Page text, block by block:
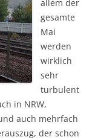
allem der
gesamte
Mai
werden
wirklich
sehr
turbulent
in NRW,
auch mehrfach
der schon